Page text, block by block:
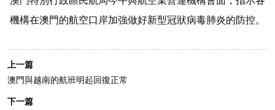
機構在澳門的航空口岸加強做好新型冠狀病毒肺炎的防控。
上一篇
澳門與越南的航班明起回復正常
下一篇